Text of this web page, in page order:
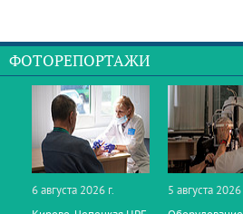
ФОТОРЕПОРТАЖИ
6 августа 2026 г.
5 августа 2026